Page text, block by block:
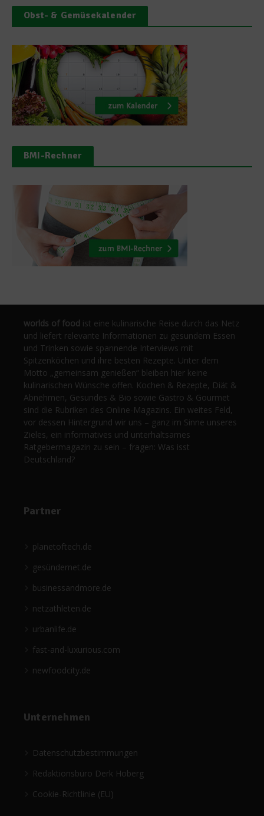
Obst- & Gemüsekalender
BMI-Rechner
worlds of food ist eine kulinarische Reise durch das Netz
und liefert relevante Informationen zu gesundem Essen
und Trinken sowie spannende Interviews mit
Spitzenköchen und ihre besten Rezepte. Unter dem
Motto „gemeinsam genießen“ bleiben hier keine
kulinarischen Wünsche offen. Kochen & Rezepte, Diät &
Abnehmen, Gesundes & Bio sowie Gastro & Gourmet
sind die Rubriken des Online-Magazins. Ein weites Feld,
vor dessen Hintergrund wir uns – ganz im Sinne unseres
Zieles, ein informatives und unterhaltsames
Ratgebermagazin zu sein – fragen: Was isst
Deutschland?
Partner
planetoftech.de
gesündernet.de
businessandmore.de
netzathleten.de
urbanlife.de
fast-and-luxurious.com
newfoodcity.de
Unternehmen
Datenschutzbestimmungen
Redaktionsbüro Derk Hoberg
Cookie-Richtlinie (EU)